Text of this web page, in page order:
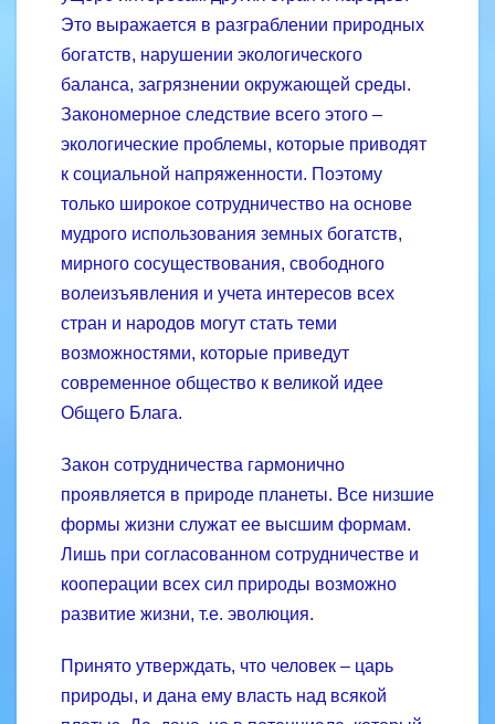
Это выражается в разграблении природных
богатств, нарушении экологического
баланса, загрязнении окружающей среды.
Закономерное следствие всего этого –
экологические проблемы, которые приводят
к социальной напряженности. Поэтому
только широкое сотрудничество на основе
мудрого использования земных богатств,
мирного сосуществования, свободного
волеизъявления и учета интересов всех
стран и народов могут стать теми
возможностями, которые приведут
современное общество к великой идее
Общего Блага.
Закон сотрудничества гармонично
проявляется в природе планеты. Все низшие
формы жизни служат ее высшим формам.
Лишь при согласованном сотрудничестве и
кооперации всех сил природы возможно
развитие жизни, т.е. эволюция.
Принято утверждать, что человек – царь
природы, и дана ему власть над всякой